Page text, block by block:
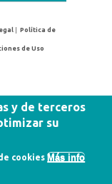
|Política de
de Uso
y de terceros
su
cookies Más info